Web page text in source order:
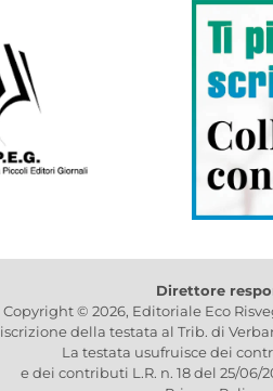
Direttore
Copyright © 2026, Editoriale Eco
iscrizione della testata al Trib. di
La testata usufruisce dei
e dei contributi L.R. n. 18 del 25/06/